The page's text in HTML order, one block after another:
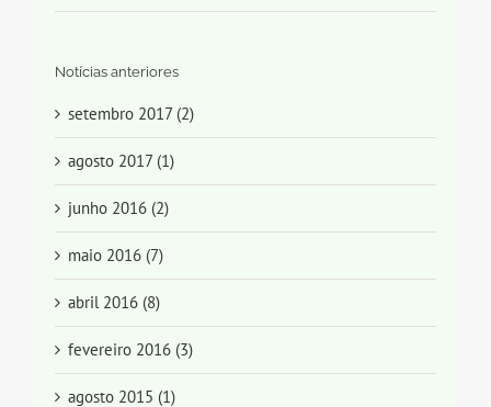
Notícias anteriores
setembro 2017 (2)
agosto 2017 (1)
junho 2016 (2)
maio 2016 (7)
abril 2016 (8)
fevereiro 2016 (3)
agosto 2015 (1)